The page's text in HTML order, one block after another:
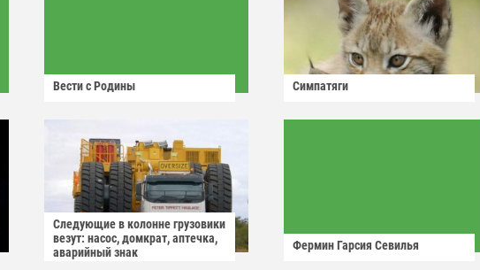
Вести с Родины Симпатяги
Следующие в колонне грузовики
везут: насос, домкрат, аптечка,
аварийный знак
Фермин Гарсия Севилья